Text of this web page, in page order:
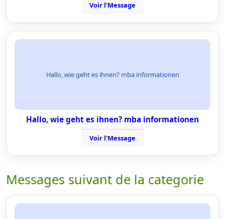
Voir l'Message
Hallo, wie geht es ihnen? mba informationen
Hallo, wie geht es ihnen? mba informationen
Voir l'Message
Messages suivant de la categorie